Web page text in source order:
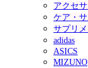
アクセ
ケア・
サプリメ
adidas
ASICS
MIZUNO